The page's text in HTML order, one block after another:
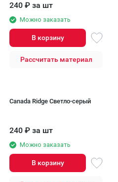
240 ₽ за шт
Можно заказать
В корзину
Рассчитать материал
Canada Ridge Светло-серый
240 ₽ за шт
Можно заказать
В корзину